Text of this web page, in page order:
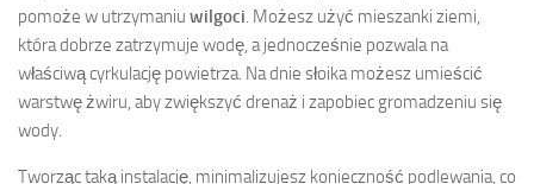
pomoże w utrzymaniu wilgoci . Możesz użyć mieszanki ziemi,
która dobrze zatrzymuje wodę, a jednocześnie pozwala na
właściwą cyrkulację powietrza. Na dnie słoika możesz umieścić
warstwę żwiru, aby zwiększyć drenaż i zapobiec gromadzeniu się
wody.
Tworząc taką instalację, minimalizujesz konieczność podlewania, co